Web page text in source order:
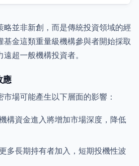
略並非新創，而是傳統投資領域的經
基金這類重量級機構參與者開始採取
超一般機構投資者。
應
場可能產生以下層面的影響：
構資金進入將增加市場深度，降低
多長期持有者加入，短期投機性波